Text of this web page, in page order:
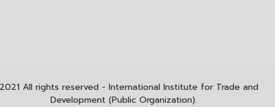
All rights reserved - International Institute for Trade and
Development (Public Organization).